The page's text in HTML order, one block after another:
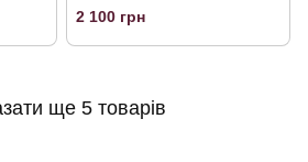
ма
Magnetic-2 (Drive Digital Blue
Blocker), помаранчеві з 2-ма
поляризаційними накладками
2 100 грн
ще 5 товарів